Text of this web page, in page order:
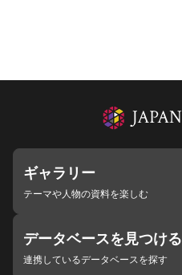
ギャラリー
テーマや人物の資料を楽しむ
データベースを見つける
連携しているデータベースを探す